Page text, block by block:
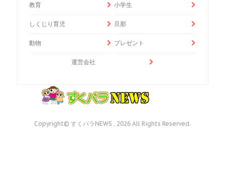
教育 小学生
しくじり育児 旦那
動物 プレゼント
運営会社
Copyright© すくパラNEWS , 2026 All Rights Reserved.